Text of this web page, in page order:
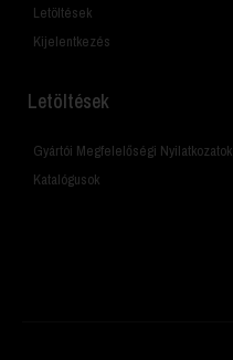
Letöltések
Kijelentkezés
Letöltések
Gyártói Megfelelőségi Nyilatkozatok
Katalógusok